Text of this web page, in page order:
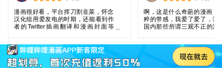
漫画很好看，平台挥刀割韭菜，怀念
汉化组用爱发电的时期，还能看到作
者的Twitter插画翻译和漫画封面等
啊，这是什么奇葩的漫画，
粹的带感，我爱了爱了，我
国内那些所谓三观不正的漫
装的虚伪，把恶意用世俗的
化去扭曲你，但又不承认，
完全没这个问题，直白的黑